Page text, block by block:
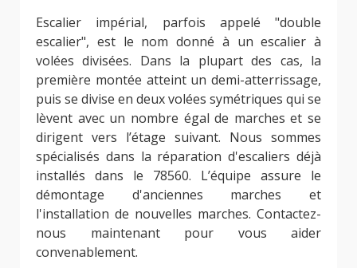
Escalier impérial, parfois appelé "double
escalier", est le nom donné à un escalier à
volées divisées. Dans la plupart des cas, la
première montée atteint un demi-atterrissage,
puis se divise en deux volées symétriques qui se
lèvent avec un nombre égal de marches et se
dirigent vers l’étage suivant. Nous sommes
spécialisés dans la réparation d'escaliers déjà
installés dans le 78560. L’équipe assure le
démontage d'anciennes marches et
l'installation de nouvelles marches. Contactez-
nous maintenant pour vous aider
convenablement.